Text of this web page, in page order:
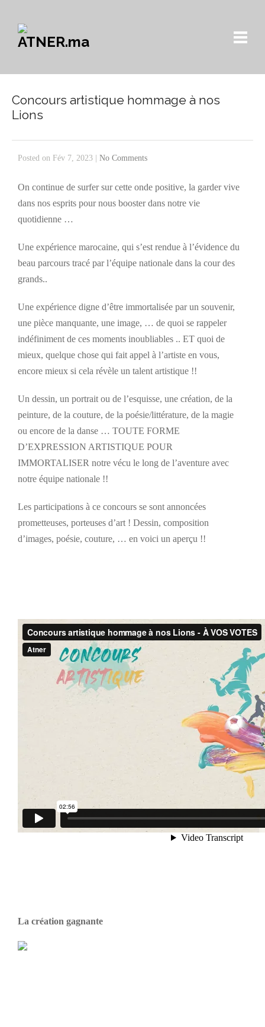
Concours artistique hommage à nos
Lions
Posted on Fév 7, 2023 |No Comments
On continue de surfer sur cette onde positive, la garder vive
dans nos esprits pour nous booster dans notre vie
quotidienne …
Une expérience marocaine, qui s’est rendue à l’évidence du
beau parcours tracé par l’équipe nationale dans la cour des
grands..
Une expérience digne d’être immortalisée par un souvenir,
une pièce manquante, une image, … de quoi se rappeler
indéfiniment de ces moments inoubliables .. ET quoi de
mieux, quelque chose qui fait appel à l’artiste en vous,
encore mieux si cela révèle un talent artistique !!
Un dessin, un portrait ou de l’esquisse, une création, de la
peinture, de la couture, de la poésie/littérature, de la magie
ou encore de la danse … TOUTE FORME
D’EXPRESSION ARTISTIQUE POUR
IMMORTALISER notre vécu le long de l’aventure avec
notre équipe nationale !!
Les participations à ce concours se sont annoncées
prometteuses, porteuses d’art ! Dessin, composition
d’images, poésie, couture, … en voici un aperçu !!
La création gagnante